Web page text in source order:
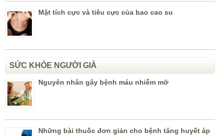
Mặt tích cực và tiêu cực của bao cao su
SỨC KHỎE NGƯỜI GIÀ
Nguyên nhân gây bệnh máu nhiễm mỡ
Những bài thuốc đơn giản cho bệnh tăng huyết áp